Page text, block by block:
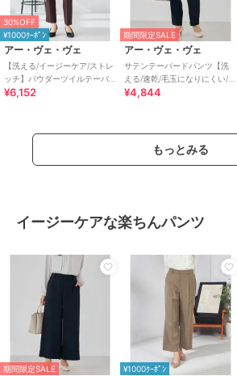
30%OFF
¥1000ｸｰﾎﾟﾝ
アー・ヴェ・ヴェ
【洗える/イージーケア/ストレ
ッチ】パウダーツイルテーパ
ードパンツ
¥6,152
期間限定SALE
アー・ヴェ・ヴェ
サテンテーパードパンツ【洗
える/速乾/毛玉になりにくい/イ
ージーケア】
¥4,844
もっとみる
イージーケアな楽ちんパンツ
期間限定SALE ¥1000ｸｰﾎﾟﾝ